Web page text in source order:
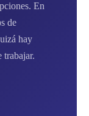
En
de
hay
trabajar.